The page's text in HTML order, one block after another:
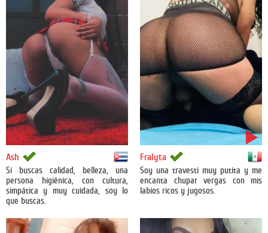
Ash
Si buscas calidad, belleza, una
persona higiénica, con cultura,
simpática y muy cuidada, soy lo
que buscas.
Fralyta
Soy una travesti muy putita y me
encanta chupar vergas con mis
labios ricos y jugosos.